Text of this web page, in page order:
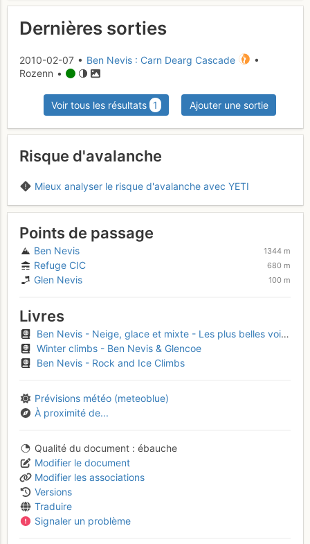
Dernières sorties
2010-02-07 • Ben Nevis : Carn Dearg Cascade
•
Rozenn •
Voir tous les résultats 1 Ajouter une sortie
Risque d'avalanche
Mieux analyser le risque d'avalanche avec YETI
Points de passage
Ben Nevis 1344 m
Refuge CIC 680 m
Glen Nevis 100 m
Livres
Ben Nevis - Neige, glace et mixte - Les plus belles voies
Winter climbs - Ben Nevis & Glencoe
Ben Nevis - Rock and Ice Climbs
Prévisions météo (meteoblue)
À proximité de...
Qualité du document
ébauche
Modifier le document
Modifier les associations
Versions
Traduire
Signaler un problème